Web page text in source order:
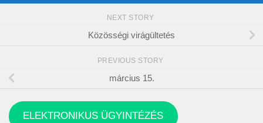
NEXT STORY
Közösségi virágültetés
PREVIOUS STORY
március 15.
ELEKTRONIKUS ÜGYINTÉZÉS